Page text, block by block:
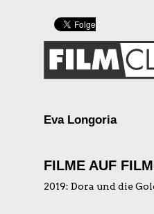
Eva Longoria
FILME AUF
2019: Dora und die